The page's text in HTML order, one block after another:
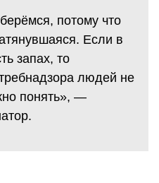
потому что
Если в
запах, то
людей не
понять», —